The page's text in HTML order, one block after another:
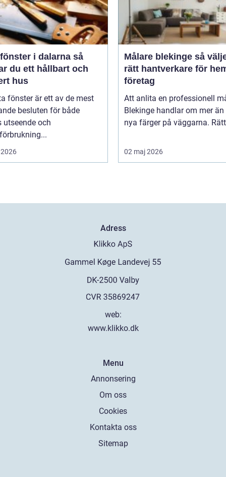
i dalarna så
du ett hållbart och
hus
fönster är ett av de mest
besluten för både
utseende och
Målare blekinge så väljer du
rätt hantverkare för
företag
Att anlita en professionell
Blekinge handlar om mer
nya färger på väggarna.
02 maj 2026
Adress
web:
www.klikko.dk
Menu
Annonsering
Om oss
Cookies
Kontakta oss
Sitemap